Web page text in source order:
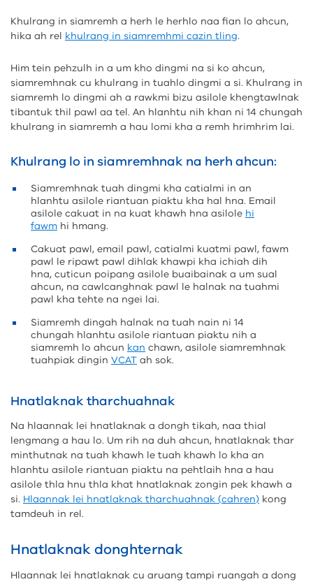
Khulrang in siamremh a herh le herhlo naa fian lo ahcun,
hika ah rel khulrang in siamremhmi cazin tling.
Him tein pehzulh in a um kho dingmi na si ko ahcun,
siamremhnak cu khulrang in tuahlo dingmi a si. Khulrang in
siamremh lo dingmi ah a rawkmi bizu asilole khengtawlnak
tibantuk thil pawl aa tel. An hlanhtu nih khan ni 14 chungah
khulrang in siamremh a hau lomi kha a remh hrimhrim lai.
Khulrang lo in siamremhnak na herh ahcun:
Siamremhnak tuah dingmi kha catialmi in an
hlanhtu asilole riantuan piaktu kha hal hna. Email
asilole cakuat in na kuat khawh hna asilole hi
fawm hi hmang.
Cakuat pawl, email pawl, catialmi kuatmi pawl, fawm
pawl le ripawt pawl dihlak khawpi kha ichiah dih
hna, cuticun poipang asilole buaibainak a um sual
ahcun, na cawlcanghnak pawl le halnak na tuahmi
pawl kha tehte na ngei lai.
Siamremh dingah halnak na tuah nain ni 14
chungah hlanhtu asilole riantuan piaktu nih a
siamremh lo ahcun kan chawn, asilole siamremhnak
tuahpiak dingin VCAT ah sok.
Hnatlaknak tharchuahnak
Na hlaannak lei hnatlaknak a dongh tikah, naa thial
lengmang a hau lo. Um rih na duh ahcun, hnatlaknak thar
minthutnak na tuah khawh le tuah khawh lo kha an
hlanhtu asilole riantuan piaktu na pehtlaih hna a hau
asilole thla hnu thla khat hnatlaknak zongin pek khawh a
si. Hlaannak lei hnatlaknak tharchuahnak (cahren) kong
tamdeuh in rel.
Hnatlaknak donghternak
Hlaannak lei hnatlaknak cu aruang tampi ruangah a dong